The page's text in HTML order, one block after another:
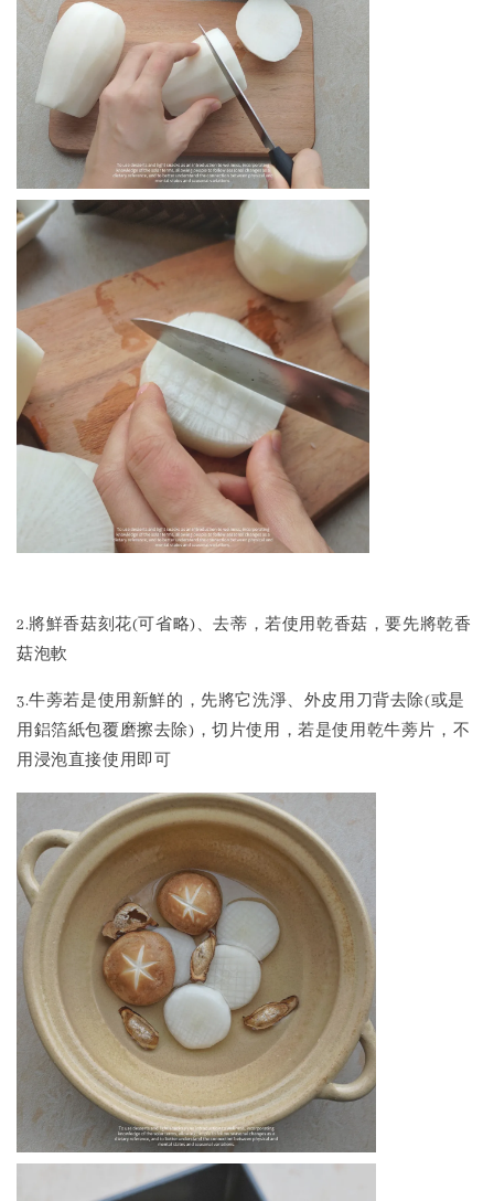
2.將鮮香菇刻花(可省略)、去蒂，若使用乾香菇，要先將乾香
菇泡軟
3.牛蒡若是使用新鮮的，先將它洗淨、外皮用刀背去除(或是
用鋁箔紙包覆磨擦去除)，切片使用，若是使用乾牛蒡片，不
用浸泡直接使用即可